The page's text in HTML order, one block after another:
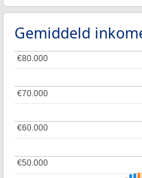
Gemiddeld
€50.000
€50.000
€60.000
€60.000
€70.000
€70.000
€80.000
€80.000